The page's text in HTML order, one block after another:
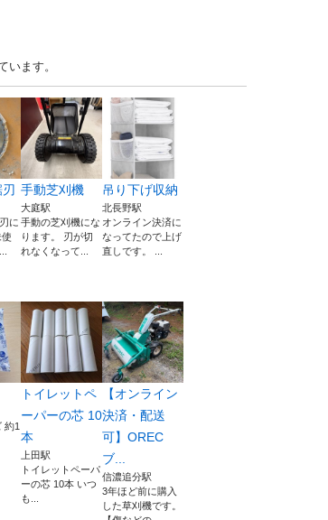
ます。
に
手動芝刈機
大庭駅
手動の芝刈機にな
ります。 刃が切
れなくなって...
吊り下げ収納
北長野駅
オンライン決済に
なってたので上げ
直しです。 ...
約1
トイレットペ
ーパーの芯 10
本
上田駅
トイレットペーパ
ーの芯 10本 いつ
も...
【オンライン
決済・配送
可】OREC
ブ...
信濃追分駅
3年ほど前に購入
した草刈機です。